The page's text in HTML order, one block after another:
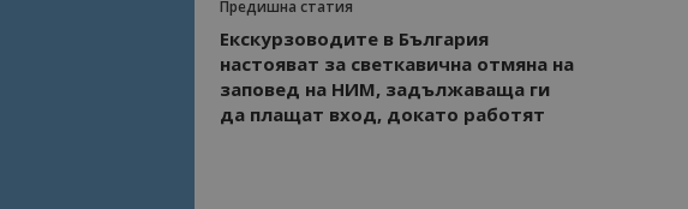
Предишна статия
Екскурзоводите в България
настояват за светкавична отмяна на
заповед на НИМ, задължаваща ги
да плащат вход, докато работят